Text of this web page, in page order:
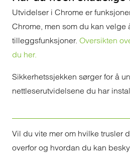
Utvidelser i Chrome er
Chrome, men som du kan velge
tilleggsfunksjoner. Oversikten
du her.
Sikkerhetssjekken sørger for å
nettleserutvidelsene du har
Vil du vite mer om hvilke trusler
overfor og hvordan du kan